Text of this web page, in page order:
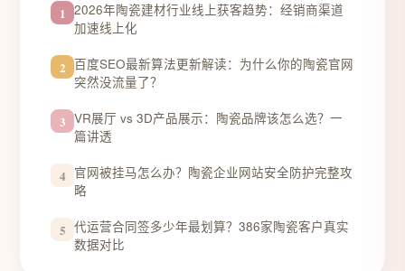
1 2026年陶瓷建材行业线上获客趋势：经销商渠道
加速线上化
2 百度SEO最新算法更新解读：为什么你的陶瓷官网
突然没流量了？
3 VR展厅 vs 3D产品展示：陶瓷品牌该怎么选？一
篇讲透
4 官网被挂马怎么办？陶瓷企业网站安全防护完整攻
略
5 代运营合同签多少年最划算？386家陶瓷客户真实
数据对比